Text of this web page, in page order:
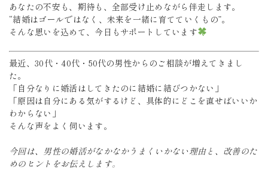
あなたの不安も、期待も、全部受け止めながら伴走します。
“結婚はゴールではなく、未来を一緒に育てていくもの”。
そんな思いを込めて、今日もサポートしています
最近、30代・40代・50代の男性からのご相談が増えてきまし
た。
「自分なりに婚活はしてきたのに結婚に結びつかない」
「原因は自分にある気がするけど、具体的にどこを直せばいいか
わからない」
そんな声をよく伺います。
今回は、男性の婚活がなかなかうまくいかない理由と、改善のた
めのヒントをお伝えします。